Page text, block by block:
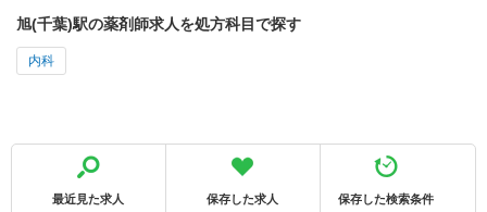
旭(千葉)駅の薬剤師求人を処方科目で探す
内科
最近見た求人 保存した求人 保存した検索条件